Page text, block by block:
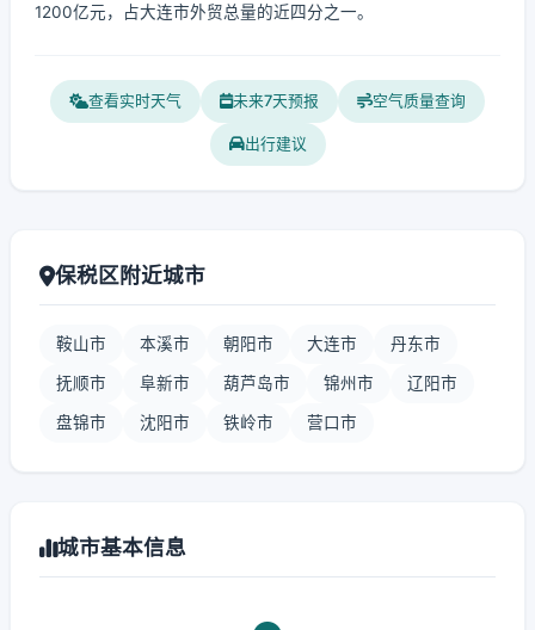
1200亿元，占大连市外贸总量的近四分之一。
查看实时天气 未来7天预报 空气质量查询
出行建议
保税区附近城市
鞍山市 本溪市 朝阳市 大连市 丹东市
抚顺市 阜新市 葫芦岛市 锦州市 辽阳市
盘锦市 沈阳市 铁岭市 营口市
城市基本信息